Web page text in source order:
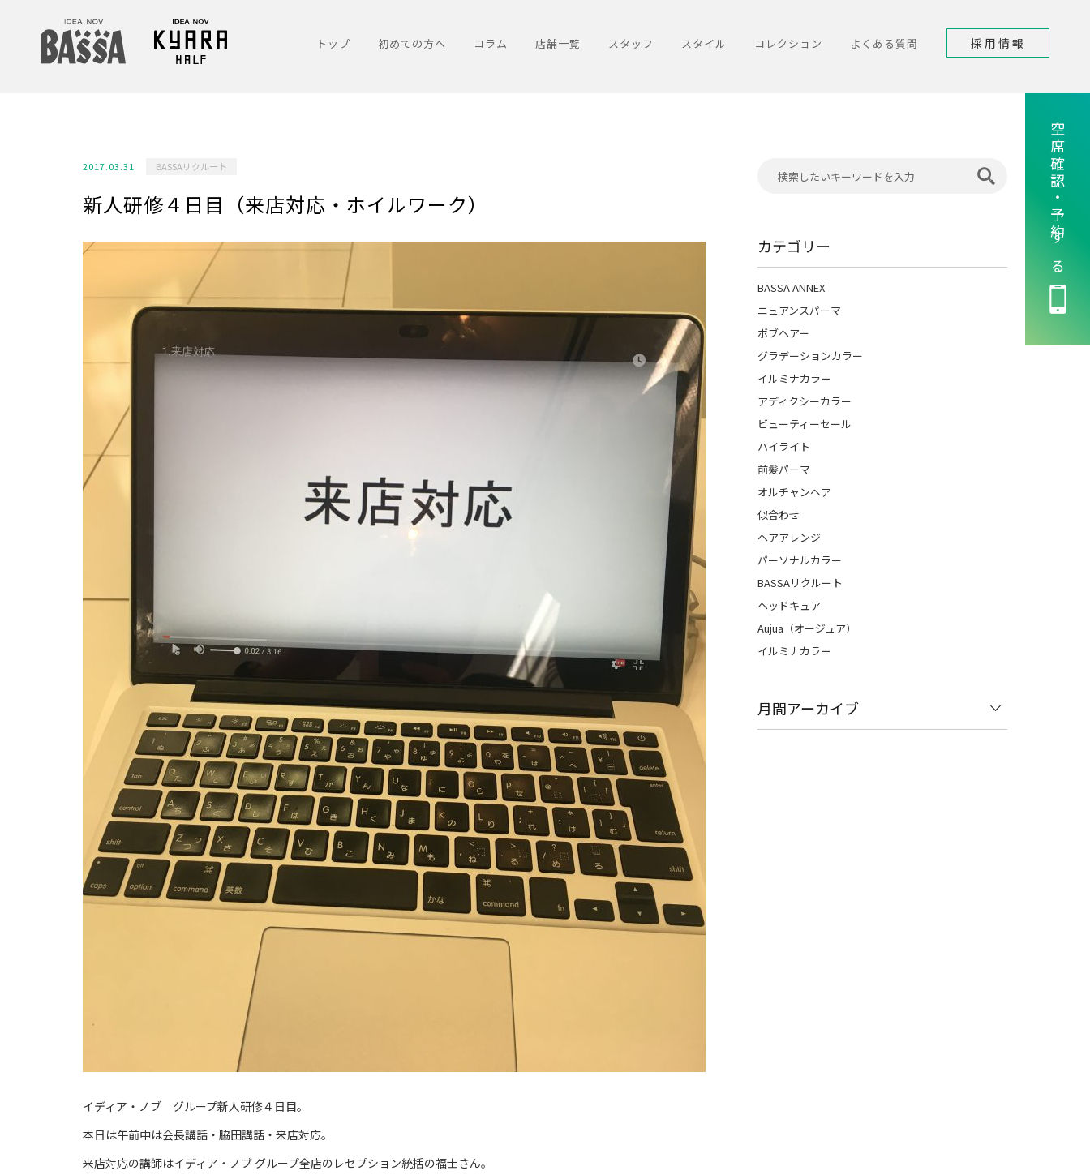
トップ 初めての方へ コラム 店舗一覧 スタッフ スタイル コレクション よくある質問 採用情報
2017.03.31 BASSAリクルート
新人研修４日目（来店対応・ホイルワーク）
イディア・ノブ グループ新人研修４日目。
本日は午前中は会長講話・脇田講話・来店対応。
来店対応の講師はイディア・ノブ グループ全店のレセプション統括の福士さん。
カテゴリー
BASSA ANNEX
ニュアンスパーマ
ボブヘアー
グラデーションカラー
イルミナカラー
アディクシーカラー
ビューティーセール
ハイライト
前髪パーマ
オルチャンヘア
似合わせ
ヘアアレンジ
パーソナルカラー
BASSAリクルート
ヘッドキュア
Aujua（オージュア）
イルミナカラー
月間アーカイブ
空席確認・予約する